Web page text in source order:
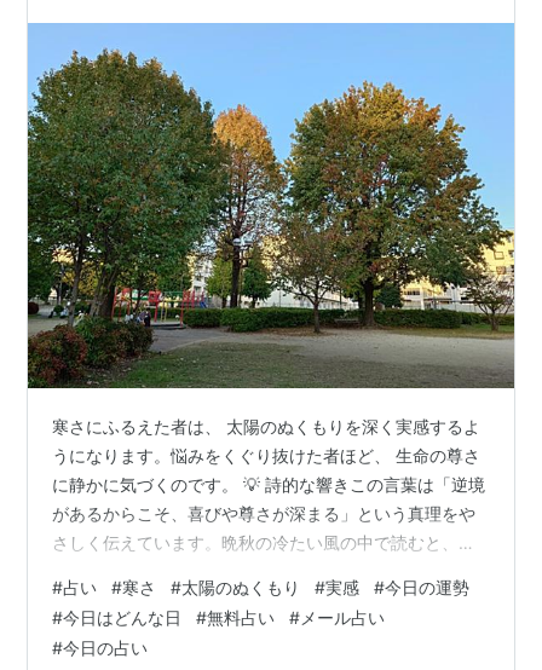
寒さにふるえた者は、 太陽のぬくもりを深く実感するよ
うになります。悩みをくぐり抜けた者ほど、 生命の尊さ
に静かに気づくのです。 💡 詩的な響きこの言葉は「逆境
があるからこそ、喜びや尊さが深まる」という真理をや
さしく伝えています。晩秋の冷たい風の中で読むと、ま
呼応する一句「冬の陽に ふるえし者の 影やさし」 寒さ
に震えた者の影が、冬の陽に包まれてやさしく見える
―― そんな情景を詩に表して見ました。 🌱 意味のひら
#占い #寒さ #太陽のぬくもり #実感 #今日の運勢
#今日はどんな日 #無料占い # メール占い
#今日の占い